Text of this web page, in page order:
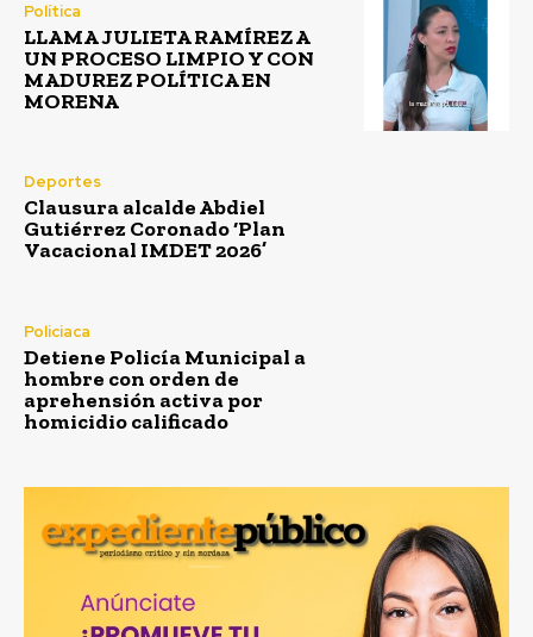
Política
LLAMA JULIETA RAMÍREZ A
UN PROCESO LIMPIO Y CON
MADUREZ POLÍTICA EN
MORENA
Deportes
Clausura alcalde Abdiel
Gutiérrez Coronado ‘Plan
Vacacional IMDET 2026’
Policiaca
Detiene Policía Municipal a
hombre con orden de
aprehensión activa por
homicidio calificado